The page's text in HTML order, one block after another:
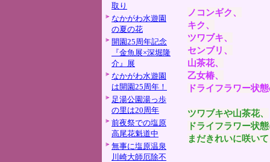
取り
なかがわ水遊園
の夏の花
開園25周年記念
『金魚展×深堀隆
介』展
なかがわ水遊園
は開園25周年！
足湯公園湯っ歩
の里は20周年
前夜祭での塩原
高尾花魁道中
無事に塩原温泉
川崎大師厄除不
ノコンギク、
キク、
ツワブキ、
センブリ、
山茶花、
乙女椿、
ドライフラワー状
ツワブキや山茶花、
ドライフラワー状
まだきれいに咲い